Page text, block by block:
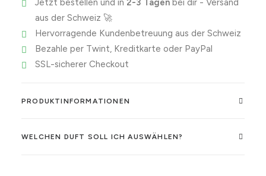
Jetzt bestellen und in 2-3 Tagenbei dir - Versand
aus der Schweiz 🚀
Hervorragende Kundenbetreuung aus der Schweiz
Bezahle per Twint, Kreditkarte oder PayPal
SSL-sicherer Checkout
PRODUKTINFORMATIONEN
WELCHEN DUFT SOLL ICH AUSWÄHLEN?